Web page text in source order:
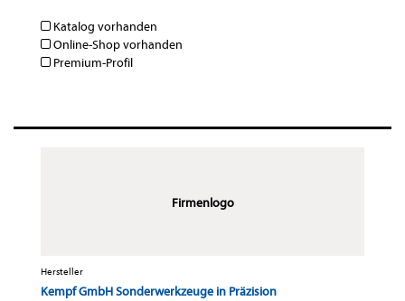
Katalog vorhanden
Online-Shop vorhanden
Premium-Profil
Firmenlogo
Hersteller
Kempf GmbH Sonderwerkzeuge in Präzision